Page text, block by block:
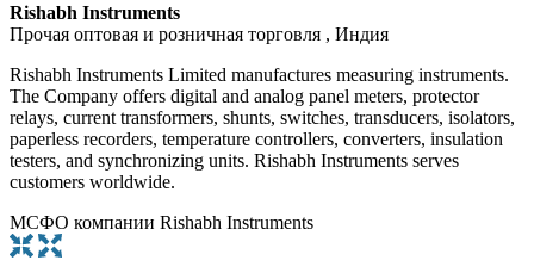
Rishabh Instruments
Прочая оптовая и розничная торговля , Индия
Rishabh Instruments Limited manufactures measuring instruments.
The Company offers digital and analog panel meters, protector
relays, current transformers, shunts, switches, transducers, isolators,
paperless recorders, temperature controllers, converters, insulation
testers, and synchronizing units. Rishabh Instruments serves
customers worldwide.
МСФО компании Rishabh Instruments